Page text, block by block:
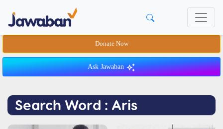
Donate Now
Ask Jawaban
Search Word : Aris